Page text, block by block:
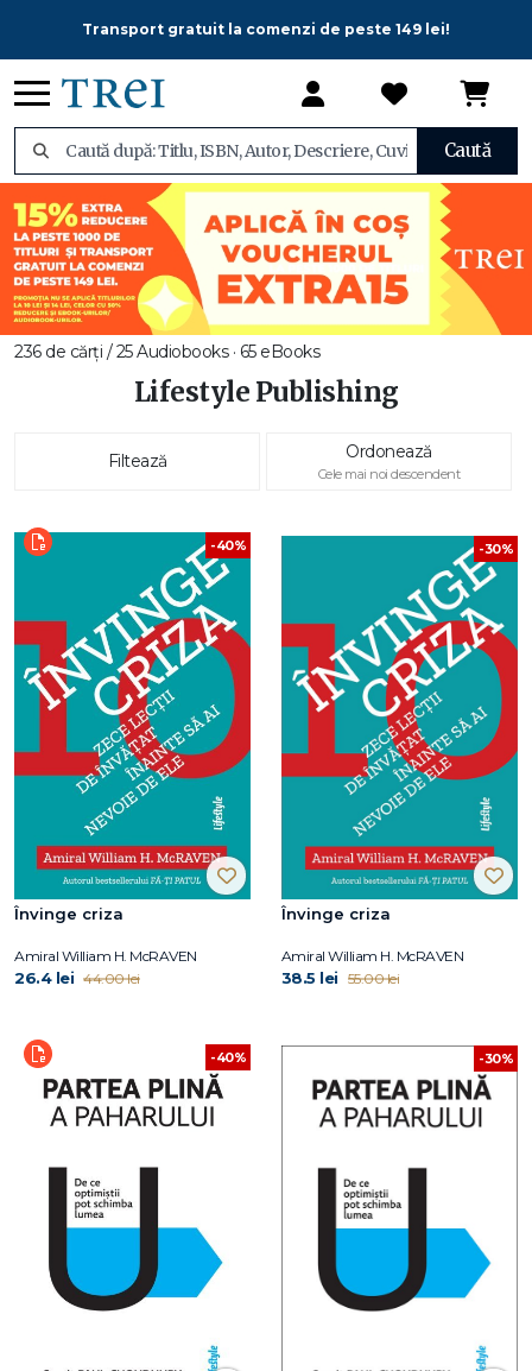
Transport gratuit la comenzi de peste 149 lei!
Caută
236 de cărți / 25 Audiobooks · 65 eBooks
Lifestyle Publishing
Filtează Ordonează
Cele mai noi descendent
-40%
Învinge criza
Amiral William H. McRAVEN
26.4 lei 44.00 lei
-30%
Învinge criza
Amiral William H. McRAVEN
38.5 lei 55.00 lei
-40% -30%